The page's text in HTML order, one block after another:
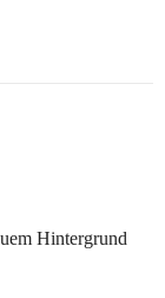
Hintergrund